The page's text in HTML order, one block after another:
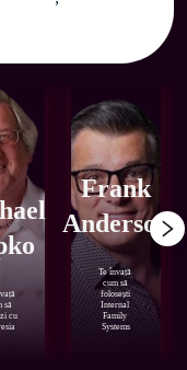
să
cu
Frank
Anderson
Te învață
cum să
folosești
Internal
Family
Systems